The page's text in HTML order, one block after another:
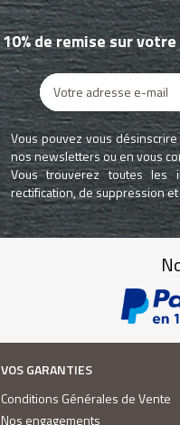
de remise sur
Vous pouvez vous
nos newsletters ou en vous
Vous trouverez toutes les
rectification, de suppression
VOS GARANTIES
Conditions Générales de Vente
Nos engagements